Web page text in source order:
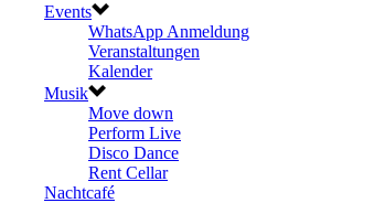
Events
WhatsApp Anmeldung
Veranstaltungen
Kalender
Musik
Move down
Perform Live
Disco Dance
Rent Cellar
Nachtcafé